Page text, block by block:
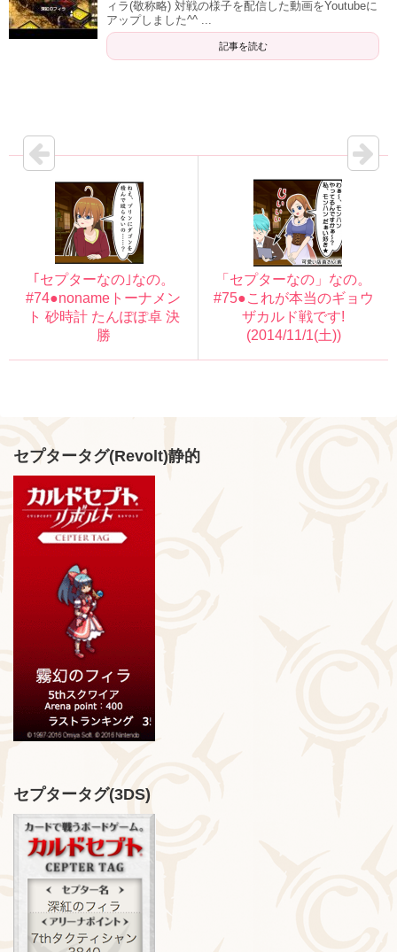
ィラ(敬称略) 対戦の様子を配信した動画をYoutubeに
アップしました^^ ...
記事を読む
｢セプターなの｣なの。
#74●nonameトーナメン
ト 砂時計 たんぽぽ卓 決
勝
「セプターなの」なの。
#75●これが本当のギョウ
ザカルド戦です!
(2014/11/1(土))
セプタータグ(Revolt)静的
セプタータグ(3DS)